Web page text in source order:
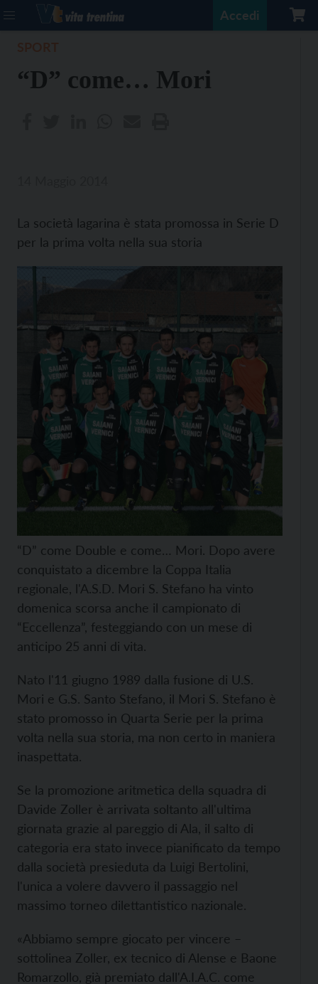
Accedi
“D” come… Mori
La società lagarina è stata promossa in Serie D
per la prima volta nella sua storia
“D” come Double e come… Mori. Dopo avere
conquistato a dicembre la Coppa Italia
regionale, l'A.S.D. Mori S. Stefano ha vinto
domenica scorsa anche il campionato di
“Eccellenza”, festeggiando con un mese di
anticipo 25 anni di vita.
Nato l'11 giugno 1989 dalla fusione di U.S.
Mori e G.S. Santo Stefano, il Mori S. Stefano è
stato promosso in Quarta Serie per la prima
volta nella sua storia, ma non certo in maniera
inaspettata.
Se la promozione aritmetica della squadra di
Davide Zoller è arrivata soltanto all'ultima
giornata grazie al pareggio di Ala, il salto di
categoria era stato invece pianificato da tempo
dalla società presieduta da Luigi Bertolini,
l'unica a volere davvero il passaggio nel
massimo torneo dilettantistico nazionale.
«Abbiamo sempre giocato per vincere –
sottolinea Zoller, ex tecnico di Alense e Baone
Romarzollo, già premiato dall'A.I.A.C. come